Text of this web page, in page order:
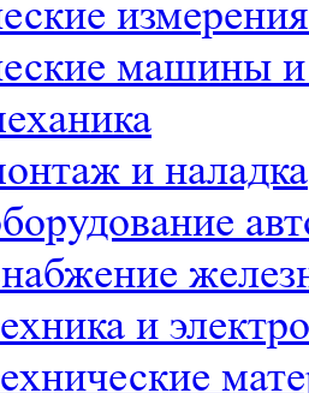
измерения
машины
и наладка
и